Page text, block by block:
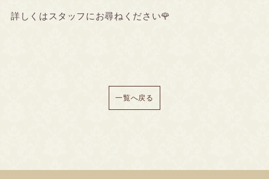
詳しくはスタッフにお尋ねください🌹
一覧へ戻る